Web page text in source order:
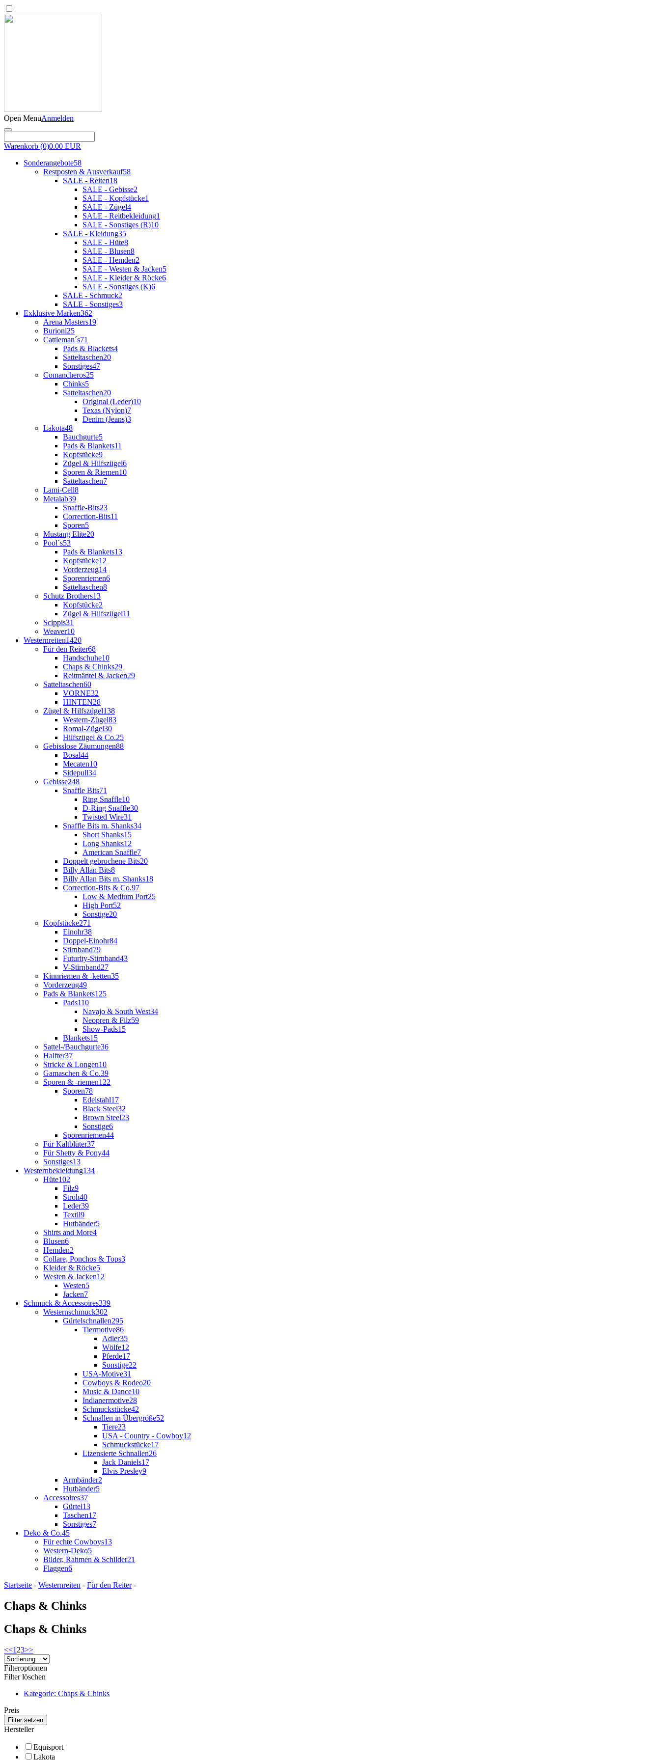
Open MenuAnmelden
Warenkorb (0)0.00 EUR
Sonderangebote58
Restposten & Ausverkauf58
SALE - Reiten18
SALE - Gebisse2
SALE - Kopfstücke1
SALE - Zügel4
SALE - Reitbekleidung1
SALE - Sonstiges (R)10
SALE - Kleidung35
SALE - Hüte8
SALE - Blusen8
SALE - Hemden2
SALE - Westen & Jacken5
SALE - Kleider & Röcke6
SALE - Sonstiges (K)6
SALE - Schmuck2
SALE - Sonstiges3
Exklusive Marken362
Arena Masters19
Burioni25
Cattleman´s71
Pads & Blackets4
Satteltaschen20
Sonstiges47
Comancheros25
Chinks5
Satteltaschen20
Original (Leder)10
Texas (Nylon)7
Denim (Jeans)3
Lakota48
Bauchgurte5
Pads & Blankets11
Kopfstücke9
Zügel & Hilfszügel6
Sporen & Riemen10
Satteltaschen7
Lami-Cell8
Metalab39
Snaffle-Bits23
Correction-Bits11
Sporen5
Mustang Elite20
Pool´s53
Pads & Blankets13
Kopfstücke12
Vorderzeug14
Sporenriemen6
Satteltaschen8
Schutz Brothers13
Kopfstücke2
Zügel & Hilfszügel11
Scippis31
Weaver10
Westernreiten1420
Für den Reiter68
Handschuhe10
Chaps & Chinks29
Reitmäntel & Jacken29
Satteltaschen60
VORNE32
HINTEN28
Zügel & Hilfszügel138
Western-Zügel83
Romal-Zügel30
Hilfszügel & Co.25
Gebisslose Zäumungen88
Bosal44
Mecaten10
Sidepull34
Gebisse248
Snaffle Bits71
Ring Snaffle10
D-Ring Snaffle30
Twisted Wire31
Snaffle Bits m. Shanks34
Short Shanks15
Long Shanks12
American Snaffle7
Doppelt gebrochene Bits20
Billy Allan Bits8
Billy Allan Bits m. Shanks18
Correction-Bits & Co.97
Low & Medium Port25
High Port52
Sonstige20
Kopfstücke271
Einohr38
Doppel-Einohr84
Stirnband79
Futurity-Stirnband43
V-Stirnband27
Kinnriemen & -ketten35
Vorderzeug49
Pads & Blankets125
Pads110
Navajo & South West34
Neopren & Filz59
Show-Pads15
Blankets15
Sattel-/Bauchgurte36
Halfter37
Stricke & Longen10
Gamaschen & Co.39
Sporen & -riemen122
Sporen78
Edelstahl17
Black Steel32
Brown Steel23
Sonstige6
Sporenriemen44
Für Kaltblüter37
Für Shetty & Pony44
Sonstiges13
Westernbekleidung134
Hüte102
Filz9
Stroh40
Leder39
Textil9
Hutbänder5
Shirts and More4
Blusen6
Hemden2
Collare, Ponchos & Tops3
Kleider & Röcke5
Westen & Jacken12
Westen5
Jacken7
Schmuck & Accessoires339
Westernschmuck302
Gürtelschnallen295
Tiermotive86
Adler35
Wölfe12
Pferde17
Sonstige22
USA-Motive31
Cowboys & Rodeo20
Music & Dance10
Indianermotive28
Schmuckstücke42
Schnallen in Übergröße52
Tiere23
USA - Country - Cowboy12
Schmuckstücke17
Lizensierte Schnallen26
Jack Daniels17
Elvis Presley9
Armbänder2
Hutbänder5
Accessoires37
Gürtel13
Taschen17
Sonstiges7
Deko & Co.45
Für echte Cowboys13
Western-Deko5
Bilder, Rahmen & Schilder21
Flaggen6
Startseite - Westernreiten - Für den Reiter-
Chaps & Chinks
Chaps & Chinks
<<1 23>>
Filteroptionen
Filter löschen
Kategorie: Chaps & Chinks
Preis
Hersteller
Equisport
Lakota